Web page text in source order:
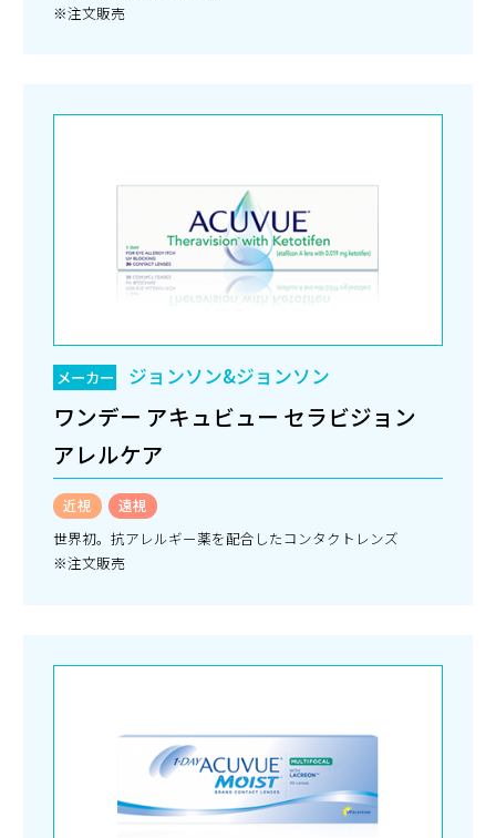
※注文販売
メーカー ジョンソン&ジョンソン
ワンデー アキュビュー セラビジョン
アレルケア
近視
遠視
世界初。抗アレルギー薬を配合したコンタクトレンズ
※注文販売